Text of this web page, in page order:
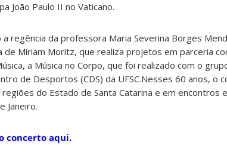
João Paulo II no Vaticano.
regência da professora Maria Severina Borges
de Miriam Moritz, que realiza projetos em parceria
a Música no Corpo, que foi realizado com o
de Desportos (CDS) da UFSC.Nesses 60 anos, o
do Estado de Santa Catarina e em encontros
Janeiro.
concerto aqui.